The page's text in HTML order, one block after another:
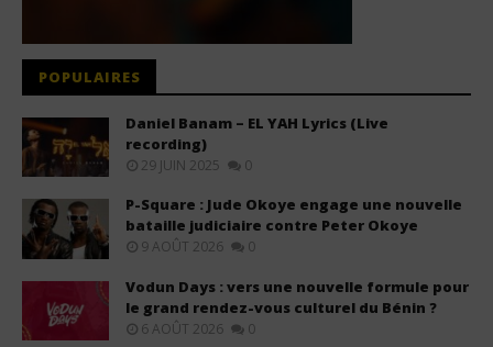
POPULAIRES
Daniel Banam – EL YAH Lyrics (Live
recording)
29 JUIN 2025 0
P-Square : Jude Okoye engage une nouvelle
bataille judiciaire contre Peter Okoye
9 AOÛT 2026 0
Vodun Days : vers une nouvelle formule pour
le grand rendez-vous culturel du Bénin ?
6 AOÛT 2026 0